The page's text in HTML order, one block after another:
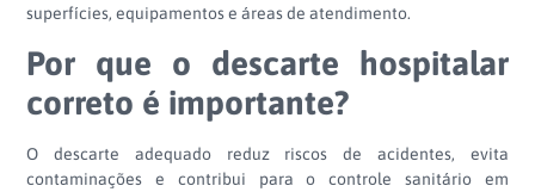
superfícies, equipamentos e áreas de atendimento.
Por que o descarte hospitalar
correto é importante?
O descarte adequado reduz riscos de acidentes, evita
contaminações e contribui para o controle sanitário em